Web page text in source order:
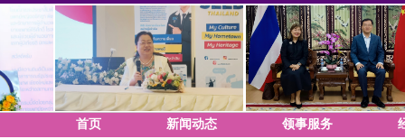
首页 新闻动态 领事服务